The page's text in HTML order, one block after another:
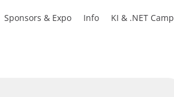
Sponsors & Expo Info KI & .NET Camp